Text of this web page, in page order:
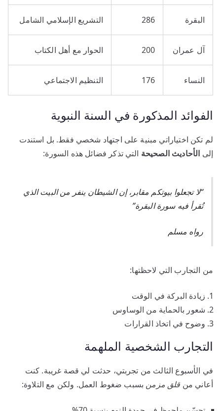
البقرة 286 التشريع الإسلامي الشامل
آل عمران 200 الحوار مع أهل الكتاب
النساء 176 التنظيم الاجتماعي
الفوائد المذكورة في السنة النبوية
لم تكن اختياراتي مبنية على اجتهاد شخصي فقط. بل استندت
إلى الأحاديث الصحيحة التي تذكر فضائل هذه السورة:
“لا تجعلوا بيوتكم مقابر، إن الشيطان ينفر من البيت الذي
تُقرأ فيه سورة البقرة”
رواه مسلم
من التجارب التي لاحظتها:
زيادة البركة في الوقت
شعور بالحماية من الوساوس
وضوح في اتخاذ القرارات
التجارب الشخصية الملهمة
في الأسبوع الثالث من تجربتي، حدثت لي قصة غريبة. كنت
أعاني من قلق مزمن بسبب ضغوط العمل. ولكن مع التلاوة: